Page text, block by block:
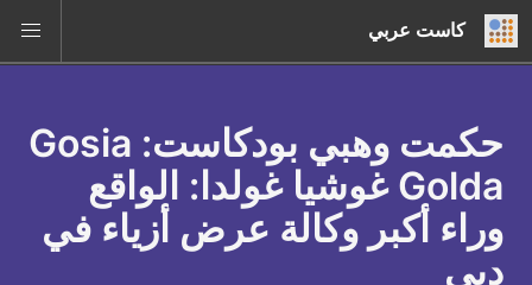
كاست عربي
حكمت وهبي بودكاست : Gosia
Golda غوشيا غولدا: الواقع
وراء أكبر وكالة عرض أزياء في
دبي